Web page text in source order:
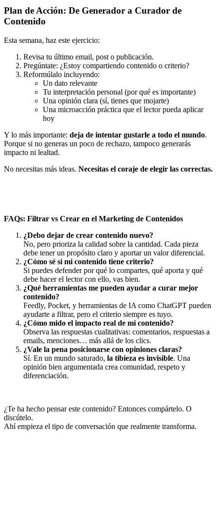
Plan de Acción: De Generador a Curador de
Contenido
Esta semana, haz este ejercicio:
Revisa tu último email, post o publicación.
Pregúntate: ¿Estoy compartiendo contenido o criterio?
Reformúlalo incluyendo:
Un dato relevante
Tu interpretación personal (por qué es importante)
Una opinión clara (sí, tienes que mojarte)
Una microacción práctica que el lector pueda aplicar
hoy
Y lo más importante: deja de intentar gustarle a todo el mundo.
Porque si no generas un poco de rechazo, tampoco generarás
impacto ni lealtad.
No necesitas más ideas. Necesitas el coraje de elegir las correctas.
FAQs: Filtrar vs Crear en el Marketing de Contenidos
¿Debo dejar de crear contenido nuevo?
No, pero prioriza la calidad sobre la cantidad. Cada pieza
debe tener un propósito claro y aportar un valor diferencial.
¿Cómo sé si mi contenido tiene criterio?
Si puedes defender por qué lo compartes, qué aporta y qué
debe hacer el lector con ello, vas bien.
¿Qué herramientas me pueden ayudar a curar mejor
contenido?
Feedly, Pocket, y herramientas de IA como ChatGPT pueden
ayudarte a filtrar, pero el criterio siempre es tuyo.
¿Cómo mido el impacto real de mi contenido?
Observa las respuestas cualitativas: comentarios, respuestas a
emails, menciones… más allá de los clics.
¿Vale la pena posicionarse con opiniones claras?
Sí. En un mundo saturado, la tibieza es invisible. Una
opinión bien argumentada crea comunidad, respeto y
diferenciación.
¿Te ha hecho pensar este contenido? Entonces compártelo. O
discútelo.
Ahí empieza el tipo de conversación que realmente transforma.